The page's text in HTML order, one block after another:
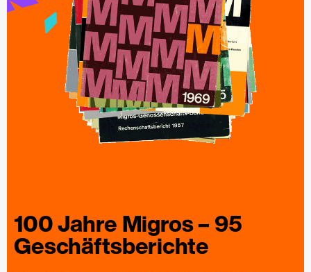
100 JahreMigros– 95
Geschäfts­berichte